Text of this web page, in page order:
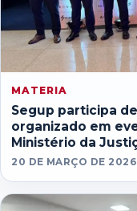
MATERIA
Segup participa
organizado em
Ministério da
20 DE MARÇO DE 2026